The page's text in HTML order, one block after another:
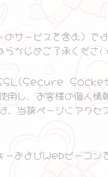
サービスを含む）で
かじめご了承ください
トにSSL(Secure
お客様の個人情報
、当該ページにアクセ
およびWebビーコン